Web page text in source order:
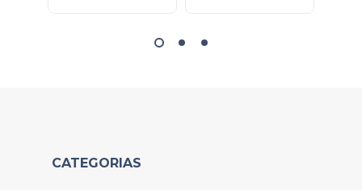
CATEGORIAS